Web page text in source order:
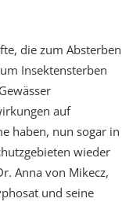
die zum Absterben
Insektensterben
auf
haben, nun sogar in
wieder
Anna von Mikecz,
und seine